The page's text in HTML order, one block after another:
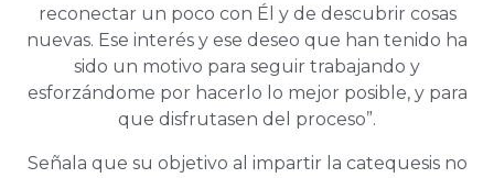
reconectar un poco con Él y de descubrir cosas
nuevas. Ese interés y ese deseo que han tenido ha
sido un motivo para seguir trabajando y
esforzándome por hacerlo lo mejor posible, y para
que disfrutasen del proceso”.
Señala que su objetivo al impartir la catequesis no